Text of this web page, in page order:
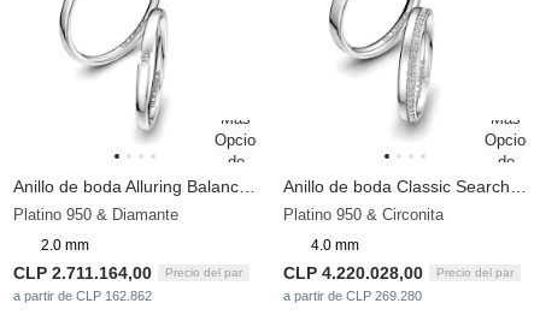
Platino 950 & Diamante
2.0 mm
CLP 2.711.164,00 Precio del par
a partir de CLP 162.862
Platino 950 & Circonita
4.0 mm
CLP 4.220.028,00 Precio del par
a partir de CLP 269.280